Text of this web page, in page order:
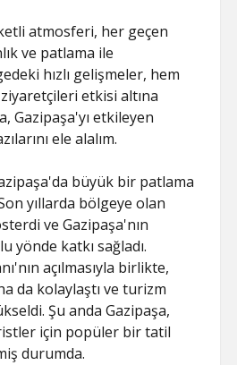
atmosferi, her geçen
ve patlama ile
hızlı gelişmeler, hem
etkisi altına
Gazipaşa'yı etkileyen
ele alalım.
büyük bir patlama
yıllarda bölgeye olan
ve Gazipaşa'nın
yönde katkı sağladı.
açılmasıyla birlikte,
da kolaylaştı ve turizm
Şu anda Gazipaşa,
için popüler bir tatil
durumda.